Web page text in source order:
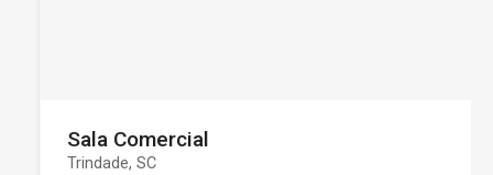
Sala Comercial
Trindade, SC